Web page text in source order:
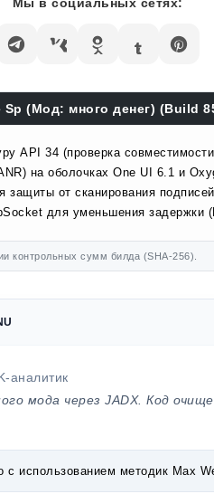
(Мод: много денег) (Build
API 34 (проверка
на оболочках One UI 6.1 и
от сканирования
для уменьшения задержки
контрольных сумм билда (SHA-256).
аналитик
мода через JADX. Код
с использованием методик Max